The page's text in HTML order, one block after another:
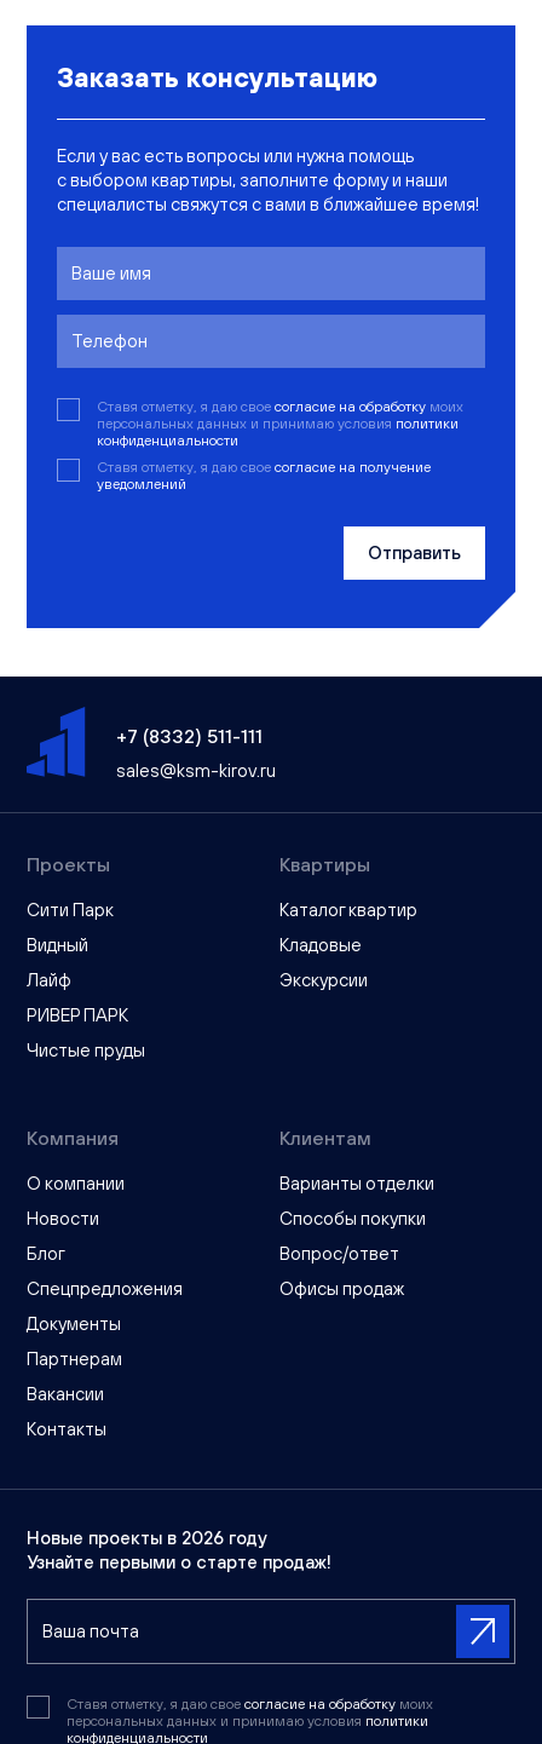
Заказать консультацию
Если у вас есть вопросы или нужна помощь
с выбором квартиры, заполните форму и наши
специалисты свяжутся с вами в ближайшее время!
Ставя отметку, я даю свое согласие на обработку моих
персональных данных и принимаю условия политики
конфиденциальности
Ставя отметку, я даю свое согласие на получение
уведомлений
Отправить
+7 (8332) 511-111
sales@ksm-kirov.ru
Проекты
Сити Парк
Видный
Лайф
РИВЕР ПАРК
Чистые пруды
Квартиры
Каталог квартир
Кладовые
Экскурсии
Компания
О компании
Новости
Блог
Спецпредложения
Документы
Партнерам
Вакансии
Контакты
Клиентам
Варианты отделки
Способы покупки
Вопрос/ответ
Офисы продаж
Новые проекты в 2026 году
Узнайте первыми о старте продаж!
Ставя отметку, я даю свое согласие на обработку моих
персональных данных и принимаю условия политики
конфиденциальности